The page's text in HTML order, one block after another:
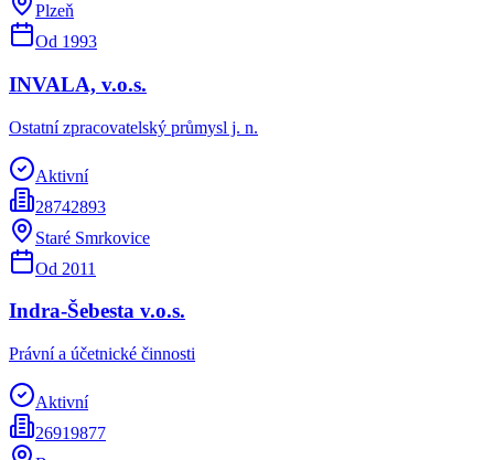
Plzeň
Od 1993
INVALA, v.o.s.
Ostatní zpracovatelský průmysl j. n.
Aktivní
28742893
Staré Smrkovice
Od 2011
Indra-Šebesta v.o.s.
Právní a účetnické činnosti
Aktivní
26919877